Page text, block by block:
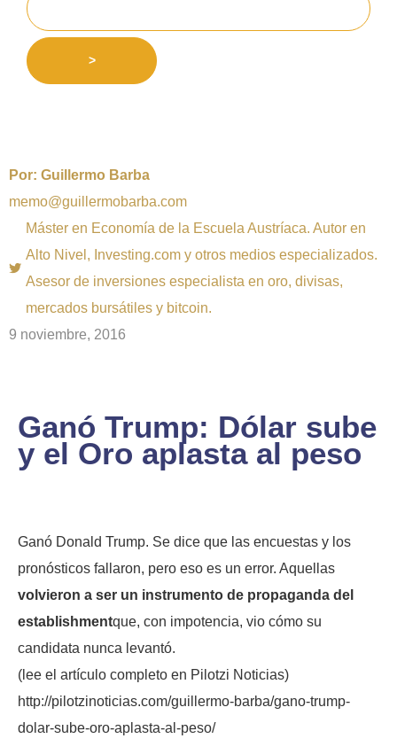
>
Por: Guillermo Barba
memo@guillermobarba.com
Máster en Economía de la Escuela Austríaca. Autor en
Alto Nivel, Investing.com y otros medios especializados.
Asesor de inversiones especialista en oro, divisas,
mercados bursátiles y bitcoin.
9 noviembre, 2016
Ganó Trump: Dólar sube
y el Oro aplasta al peso
Ganó Donald Trump. Se dice que las encuestas y los
pronósticos fallaron, pero eso es un error. Aquellas
volvieron a ser un instrumento de propaganda del
establishmentque, con impotencia, vio cómo su
candidata nunca levantó.
(lee el artículo completo en Pilotzi Noticias)
http://pilotzinoticias.com/guillermo-barba/gano-trump-
dolar-sube-oro-aplasta-al-peso/